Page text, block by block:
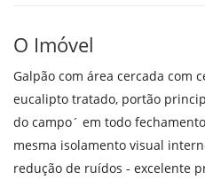
O Imóvel
Galpão com área cercada com
eucalipto tratado, portão
do campo´ em todo
mesma isolamento visual
redução de ruídos - excelente